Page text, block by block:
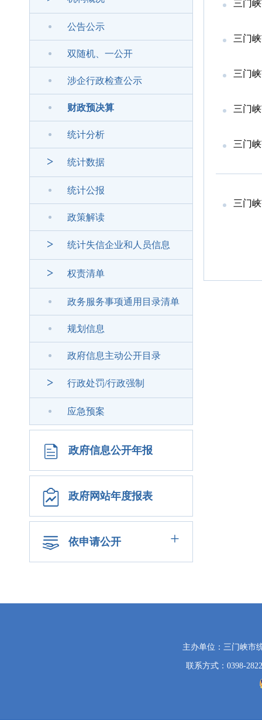
公告公示
双随机、一公开
涉企行政检查公示
财政预决算
统计分析
> 统计数据
统计公报
政策解读
> 统计失信企业和人员信息
> 权责清单
政务服务事项通用目录清单
规划信息
政府信息主动公开目录
> 行政处罚/行政强制
应急预案
政府信息公开年报
政府网站年度报表
依申请公开 +
三门
三门
三门
三门
三门
三门
主办单位：三门峡市
联系方式：0398-